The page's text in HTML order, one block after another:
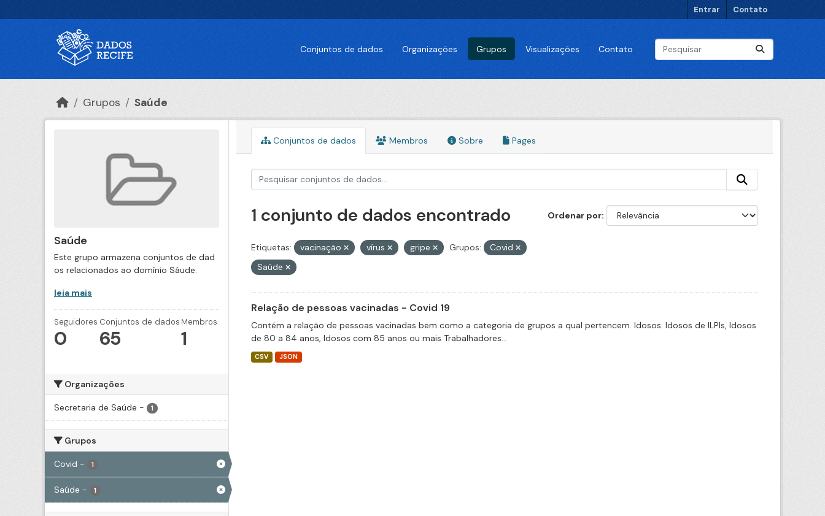
Entrar Contato
Conjuntos de dados Organizações Grupos Visualizações Contato
Grupos Saúde
Saúde
Este grupo armazena conjuntos de dad
os relacionados ao domínio Sáude.
leia mais
Seguidores
0
Conjuntos de dados
65
Membros
1
Organizações
Secretaria de Saúde - 1
Grupos
Covid - 1
Saúde - 1
Conjuntos de dados Membros Sobre Pages
Ordenar por
1 conjunto de dados encontrado
Etiquetas: vacinação vírus gripe Grupos:
Covid
Saúde
Relação de pessoas vacinadas - Covid 19
Contém a relação de pessoas vacinadas bem como a categoria de grupos a qual pertencem. Idosos: Idosos de ILPIs, Idosos
de 80 a 84 anos, Idosos com 85 anos ou mais Trabalhadores...
CSV JSON